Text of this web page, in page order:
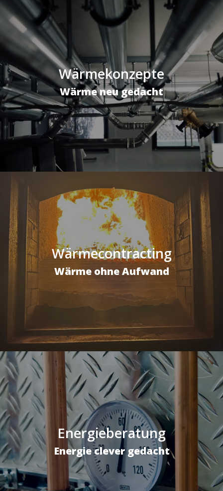
Wärmekonzepte
Wärme neu gedacht
Wärmecontracting
Wärme ohne Aufwand
Energieberatung
Energie clever gedacht